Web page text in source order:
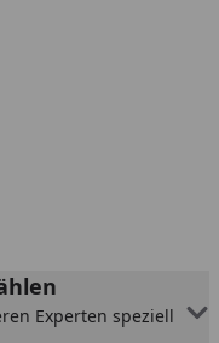
Experten speziell